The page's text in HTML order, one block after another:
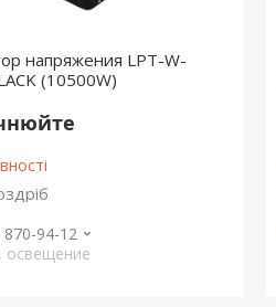
напряжения LPT-W-
(10500W)
870-94-12
освещение